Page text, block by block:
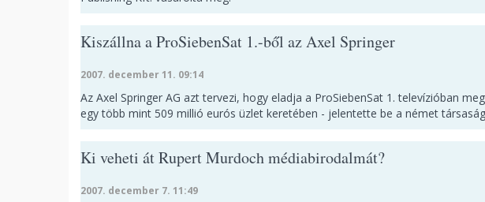
Kiszállna a ProSiebenSat 1.-ből az Axel Springer
2007. december 11. 09:14
Az Axel Springer AG azt tervezi, hogy eladja a ProSiebenSat 1. televízióban
egy több mint 509 millió eurós üzlet keretében - jelentette be a német
Ki veheti át Rupert Murdoch médiabirodalmát?
2007. december 7. 11:49